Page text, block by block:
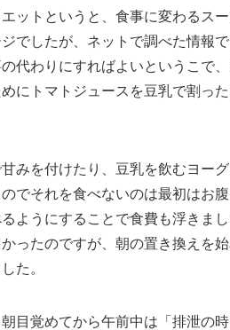
ットというと、食事に変わるス
でしたが、ネットで調べた情報
代わりにすればよいというこで
にトマトジュースを豆乳で割っ
みを付けたり、豆乳を飲むヨー
でそれを食べないのは最初はお
ようにすることで食費も浮きま
ったのですが、朝の置き換えを
た。
目覚めてから午前中は「排泄の